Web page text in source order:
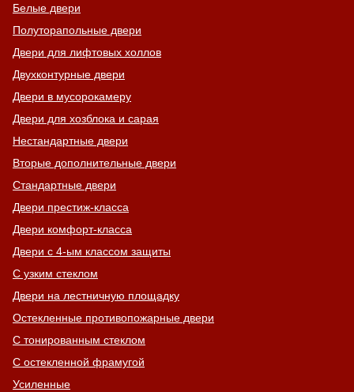
Белые двери
Полуторапольные двери
Двери для лифтовых холлов
Двухконтурные двери
Двери в мусорокамеру
Двери для хозблока и сарая
Нестандартные двери
Вторые дополнительные двери
Стандартные двери
Двери престиж-класса
Двери комфорт-класса
Двери с 4-ым классом защиты
С узким стеклом
Двери на лестничную площадку
Остекленные противопожарные двери
С тонированным стеклом
С остекленной фрамугой
Усиленные